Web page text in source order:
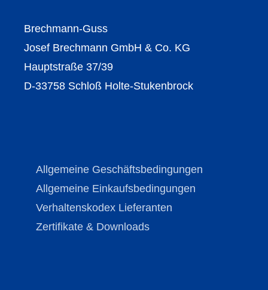
Brechmann-Guss
Josef Brechmann GmbH & Co. KG
Hauptstraße 37/39
D-33758 Schloß Holte-Stukenbrock
Allgemeine Geschäftsbedingungen
Allgemeine Einkaufsbedingungen
Verhaltenskodex Lieferanten
Zertifikate & Downloads